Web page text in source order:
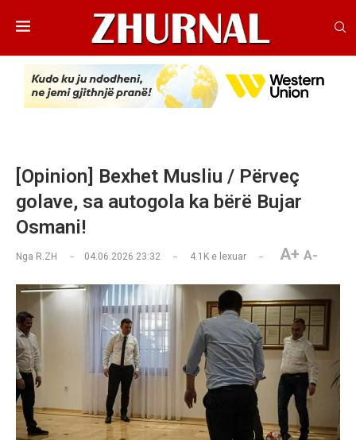
[Opinion] Bexhet Musliu / Përveç
golave, sa autogola ka bërë Bujar
Osmani!
Nga R.ZH 04.06.2026 23:32 4.1K e lexuar A+ A-